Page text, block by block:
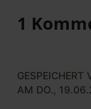
1
GESPEICHERT
AM DO.,